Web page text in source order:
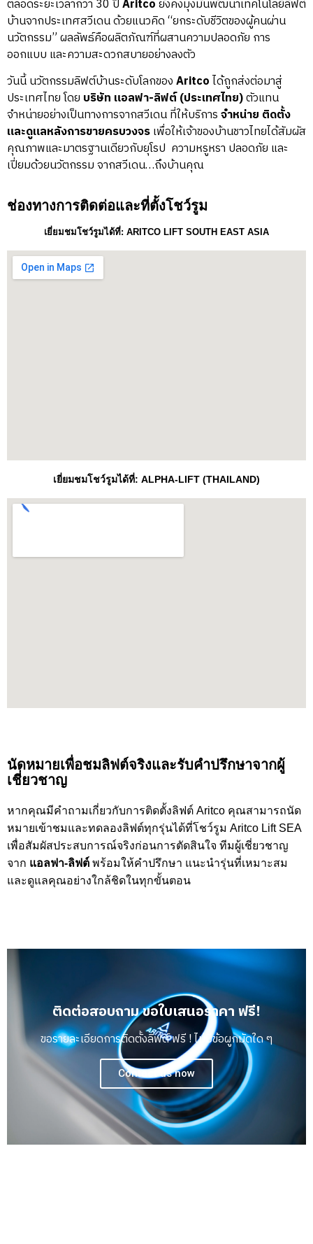
ตลอดระยะเวลากว่า 30 ปีAritcoยังคงมุ่งมั่นพัฒนาเทคโนโลยีลิฟต์
บ้านจากประเทศสวีเดน ด้วยแนวคิด “ยกระดับชีวิตของผู้คนผ่าน
นวัตกรรม” ผลลัพธ์คือผลิตภัณฑ์ที่ผสานความปลอดภัย การ
ออกแบบ และความสะดวกสบายอย่างลงตัว
วันนี้ นวัตกรรมลิฟต์บ้านระดับโลกของAritcoได้ถูกส่งต่อมาสู่
ประเทศไทย โดย บริษัท แอลฟา-ลิฟต์ (ประเทศไทย)ตัวแทน
จำหน่ายอย่างเป็นทางการจากสวีเดน ที่ให้บริการจำหน่าย ติดตั้ง
และดูแลหลังการขายครบวงจรเพื่อให้เจ้าของบ้านชาวไทยได้สัมผัส
คุณภาพและมาตรฐานเดียวกับยุโรป ความหรูหรา ปลอดภัย และ
เปี่ยมด้วยนวัตกรรม จากสวีเดน…ถึงบ้านคุณ
ช่องทางการติดต่อและที่ตั้งโชว์รูม
เยี่ยมชมโชว์รูมได้ที่: ARITCO LIFT SOUTH EAST ASIA
เยี่ยมชมโชว์รูมได้ที่: ALPHA-LIFT (THAILAND)
นัดหมายเพื่อชมลิฟต์จริงและรับคำปรึกษาจากผู้
เชี่ยวชาญ
หากคุณมีคำถามเกี่ยวกับการติดตั้งลิฟต์ Aritco คุณสามารถนัด
หมายเข้าชมและทดลองลิฟต์ทุกรุ่นได้ที่โชว์รูม Aritco Lift SEA
เพื่อสัมผัสประสบการณ์จริงก่อนการตัดสินใจ ทีมผู้เชี่ยวชาญ
จาก แอลฟา-ลิฟต์ พร้อมให้คำปรึกษา แนะนำรุ่นที่เหมาะสม
และดูแลคุณอย่างใกล้ชิดในทุกขั้นตอน
ติดต่อสอบถาม ขอใบเสนอราคา ฟรี!
ขอรายละเอียดการติดตั้งลิฟต์ ฟรี ! ไม่มีข้อผูกมัดใด ๆ
Contact us now